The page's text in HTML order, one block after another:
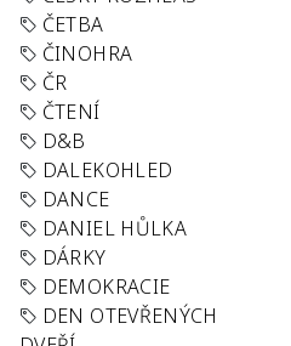
ČETBA
ČINOHRA
ČR
ČTENÍ
D&B
DALEKOHLED
DANCE
DANIEL HŮLKA
DÁRKY
DEMOKRACIE
DEN OTEVŘENÝCH